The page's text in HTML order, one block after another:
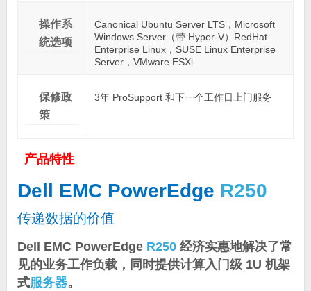
操作系
统选项
Canonical Ubuntu Server LTS，Microsoft
Windows Server（带 Hyper-V）RedHat
Enterprise Linux，SUSE Linux Enterprise
Server，VMware ESXi
保修政
策
3年 ProSupport 和下一个工作日上门服务
产品特性
Dell EMC PowerEdge R250
传递数据的价值
Dell EMC PowerEdge R250经济实惠地解决了常
见的业务工作负载，同时提供计算入门级 1U 机架
式服务器。